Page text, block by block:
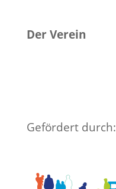
Der Verein
Gefördert durch: